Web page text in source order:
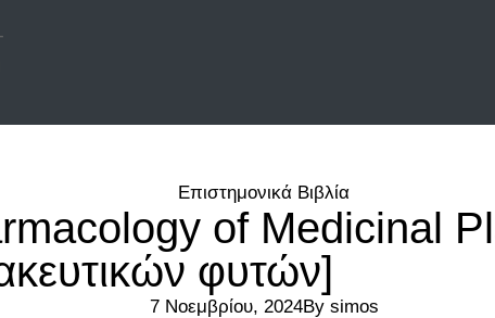
Επιστημονικά Βιβλία
of Medicinal
φυτών]
7 Νοεμβρίου, 2024Bysimos